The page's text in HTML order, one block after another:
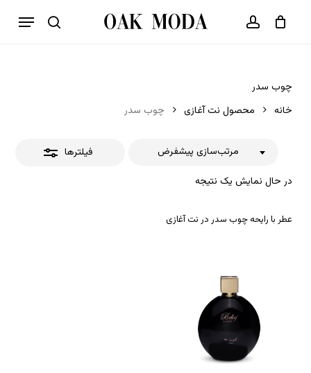
جستجو حساب کاربری
فهرست
سبد خرید بستن
چوب سدر
خانه
محصول نت آغازی چوب سدر
فیلترها
در حال نمایش یک نتیجه
مرتب‌سازی پیشفرض
بستن
عطر با رایحه چوب سدر در نت آغازی